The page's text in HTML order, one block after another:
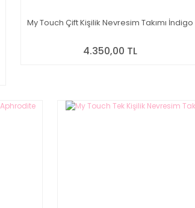
My Touch Çift Kişilik Nevresim Takımı İndigo
4.350,00 TL